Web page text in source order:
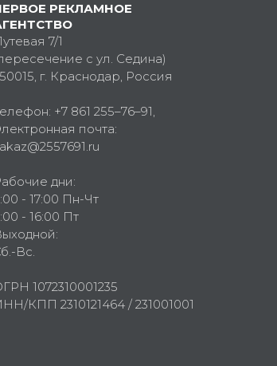
РЕКЛАМНОЕ
7/1
с ул. Седина)
, г. Краснодар, Россия
+7 861 255–76–91,
почта:
дни:
- 17:00 Пн-Чт
- 16:00 Пт
Вс.
1072310001235
КПП 2310121464 / 231001001